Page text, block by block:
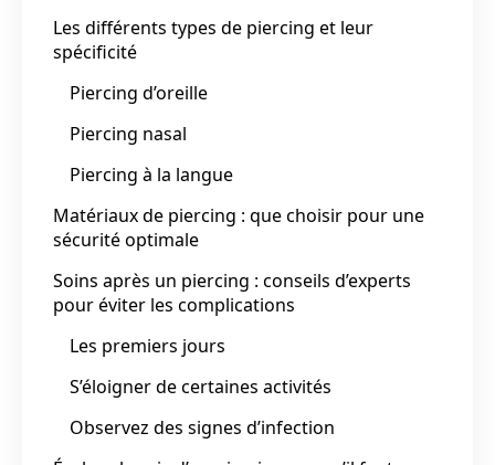
Les différents types de piercing et leur
spécificité
Piercing d’oreille
Piercing nasal
Piercing à la langue
Matériaux de piercing : que choisir pour une
sécurité optimale
Soins après un piercing : conseils d’experts
pour éviter les complications
Les premiers jours
S’éloigner de certaines activités
Observez des signes d’infection